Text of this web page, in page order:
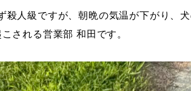
殺人級ですが、朝晩の気温が下がり、
される営業部 和田です。